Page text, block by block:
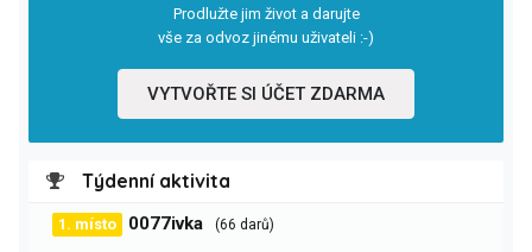
Prodlužte jim život a darujte
vše za odvoz jinému uživateli :-)
VYTVOŘTE SI ÚČET ZDARMA
Týdenní aktivita
1. místo 0077ivka (66 darů)